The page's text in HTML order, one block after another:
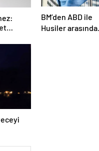
BM’den ABD ile
Husiler arasında